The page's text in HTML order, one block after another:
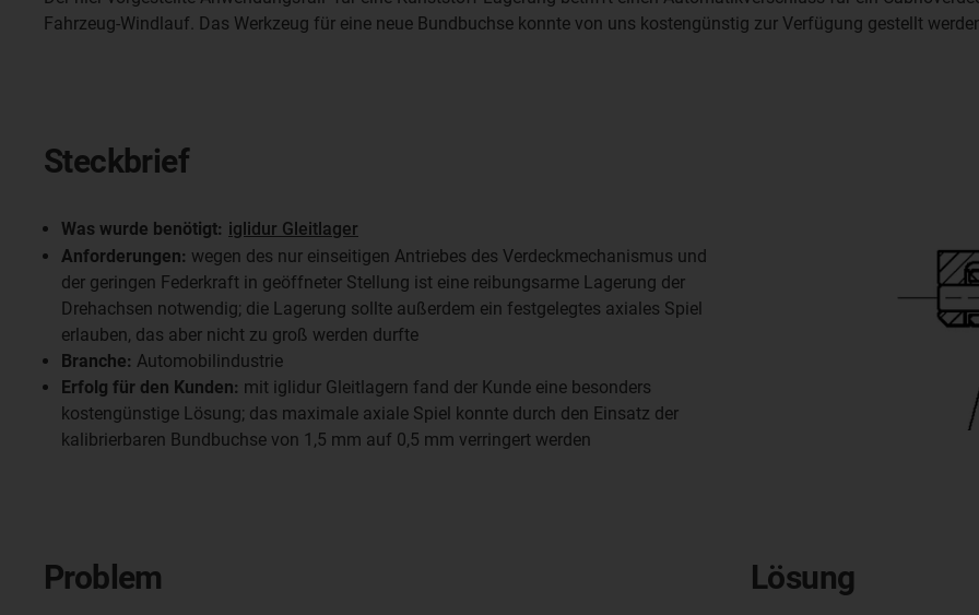
Fahrzeug-Windlauf. Das Werkzeug für eine neue Bundbuchse konnte von uns kostengünstig zur Verfügung gestellt
Steckbrief
Was wurde benötigt: iglidur Gleitlager
Anforderungen: wegen des nur einseitigen Antriebes des Verdeckmechanismus und
der geringen Federkraft in geöffneter Stellung ist eine reibungsarme Lagerung der
Drehachsen notwendig; die Lagerung sollte außerdem ein festgelegtes axiales Spiel
erlauben, das aber nicht zu groß werden durfte
Branche: Automobilindustrie
Erfolg für den Kunden: mit iglidur Gleitlagern fand der Kunde eine besonders
kostengünstige Lösung; das maximale axiale Spiel konnte durch den Einsatz der
kalibrierbaren Bundbuchse von 1,5 mm auf 0,5 mm verringert werden
Problem Lösung